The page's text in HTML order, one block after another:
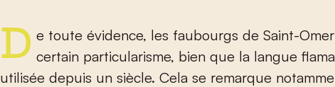
De toute évidence, les faubourgs de Saint-Omer ont gardé un certain particularisme, bien que la langue
utilisée depuis un siècle. Cela se remarque